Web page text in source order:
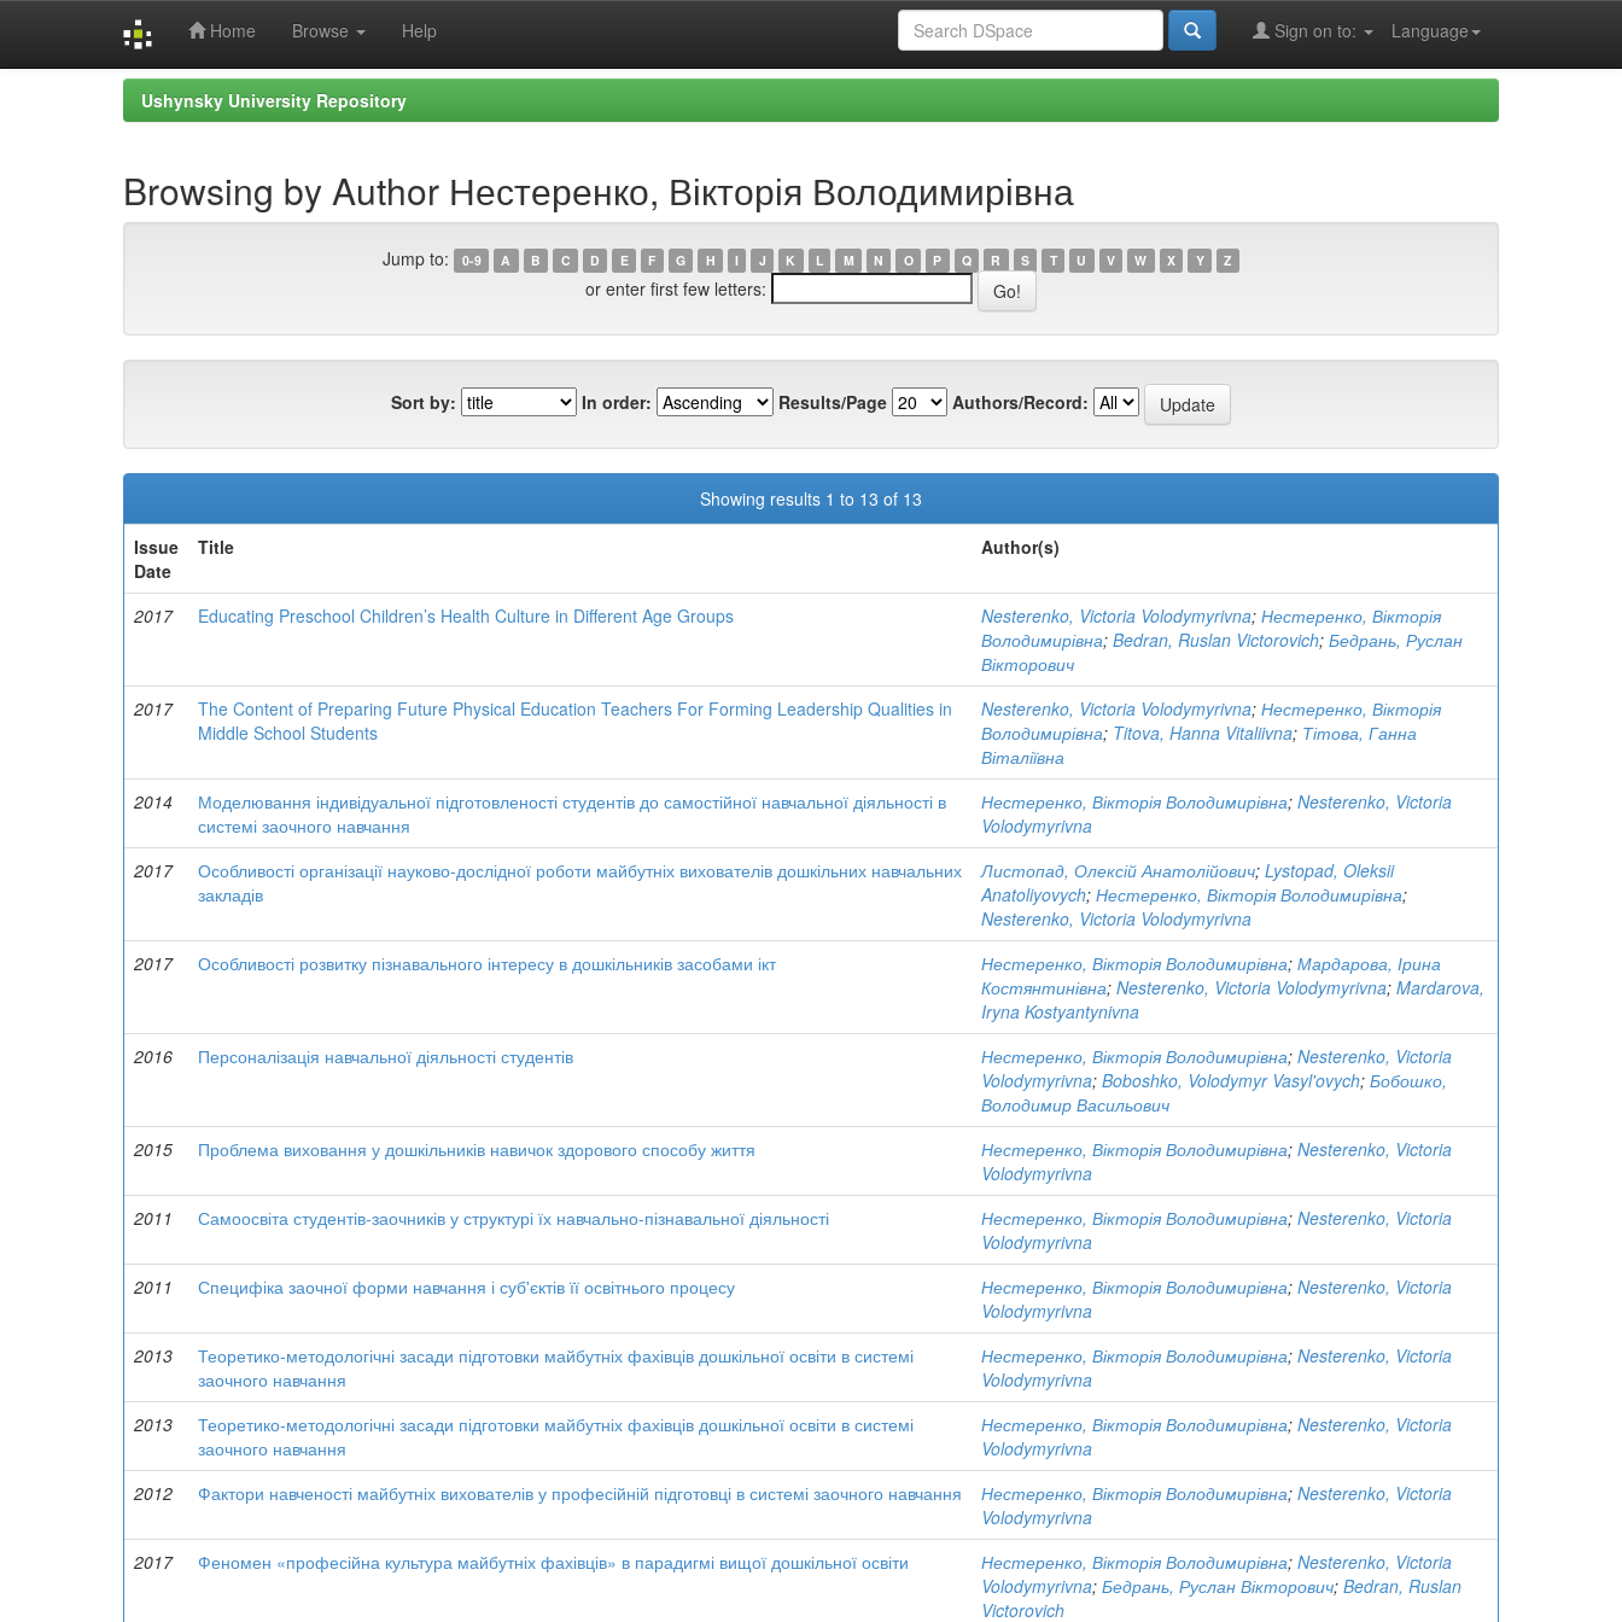
Home Browse Help Language
Sign on to:
Ushynsky University Repository
Browsing by Author Нестеренко, Вікторія Володимирівна
Jump to: 0-9 A B C D E F G H I J K L M N O P Q R S T U V W X Y Z
or enter first few letters:
Sort by: In order: Results/Page Authors/Record:
Showing results 1 to 13 of 13
Issue
Date
Title Author(s)
2017 Educating Preschool Children’s Health Culture in Different Age Groups Nesterenko, Victoria Volodymyrivna; Нестеренко, Вікторія
Володимирівна; Bedran, Ruslan Victorovich; Бедрань, Руслан
Вікторович
2017
The Content of Preparing Future Physical Education Teachers For Forming Leadership Qualities in
Middle School Students
Nesterenko, Victoria Volodymyrivna; Нестеренко, Вікторія
Володимирівна; Titova, Hanna Vitaliivna; Тітова, Ганна
Віталіївна
2014
Моделювання індивідуальної підготовленості студентів до самостійної навчальної діяльності в
системі заочного навчання
Нестеренко, Вікторія Володимирівна; Nesterenko, Victoria
Volodymyrivna
2017
Особливості організації науково-дослідної роботи майбутніх вихователів дошкільних навчальних
закладів
Листопад, Олексій Анатолійович; Lystopad, Oleksii
Anatoliyovych; Нестеренко, Вікторія Володимирівна;
Nesterenko, Victoria Volodymyrivna
2017
Особливості розвитку пізнавального інтересу в дошкільників засобами ікт Нестеренко, Вікторія Володимирівна; Мардарова, Ірина
Костянтинівна; Nesterenko, Victoria Volodymyrivna; Mardarova,
Iryna Kostyantynivna
2016
Персоналізація навчальної діяльності студентів Нестеренко, Вікторія Володимирівна; Nesterenko, Victoria
Volodymyrivna; Boboshko, Volodymyr Vasyl'ovych; Бобошко,
Володимир Васильович
2015
Проблема виховання у дошкільників навичок здорового способу життя Нестеренко, Вікторія Володимирівна; Nesterenko, Victoria
Volodymyrivna
2011
Самоосвіта студентів-заочників у структурі їх навчально-пізнавальної діяльності Нестеренко, Вікторія Володимирівна; Nesterenko, Victoria
Volodymyrivna
2011
Специфіка заочної форми навчання і суб'єктів її освітнього процесу Нестеренко, Вікторія Володимирівна; Nesterenko, Victoria
Volodymyrivna
2013
Теоретико-методологічні засади підготовки майбутніх фахівців дошкільної освіти в системі
заочного навчання
Нестеренко, Вікторія Володимирівна; Nesterenko, Victoria
Volodymyrivna
2013
Теоретико-методологічні засади підготовки майбутніх фахівців дошкільної освіти в системі
заочного навчання
Нестеренко, Вікторія Володимирівна; Nesterenko, Victoria
Volodymyrivna
2012
Фактори навченості майбутніх вихователів у професійній підготовці в системі заочного навчання Нестеренко, Вікторія Володимирівна; Nesterenko, Victoria
Volodymyrivna
2017
Феномен «професійна культура майбутніх фахівців» в парадигмі вищої дошкільної освіти Нестеренко, Вікторія Володимирівна; Nesterenko, Victoria
Volodymyrivna; Бедрань, Руслан Вікторович; Bedran, Ruslan
Victorovich